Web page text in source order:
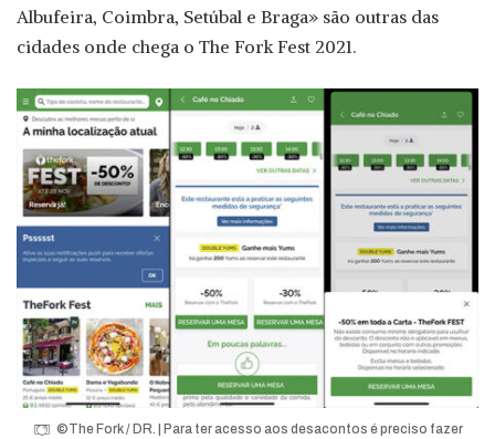
Albufeira, Coimbra, Setúbal e Braga» são outras das
cidades onde chega o The Fork Fest 2021.
©The Fork / DR. | Para ter acesso aos desacontos é preciso fazer